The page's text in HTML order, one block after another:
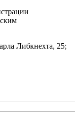
Либкнехта, 25;